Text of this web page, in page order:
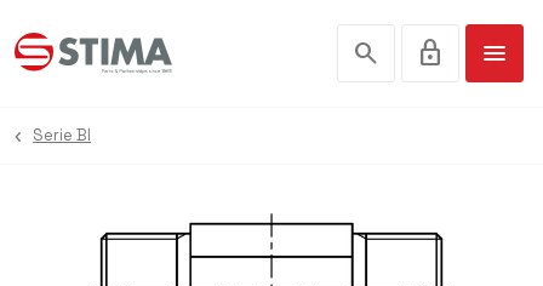
search lock menu
Serie BI